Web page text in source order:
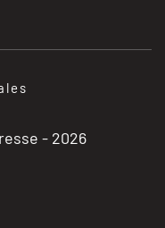
- 2026